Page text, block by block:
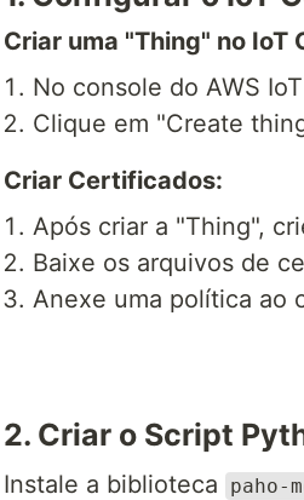
Criar uma "Thing" no IoT
No console do AWS
Clique em "Create
Criar Certificados:
Após criar a "Thing",
Baixe os arquivos de
Anexe uma política ao
2. Criar o Script
Instale a biblioteca paho-